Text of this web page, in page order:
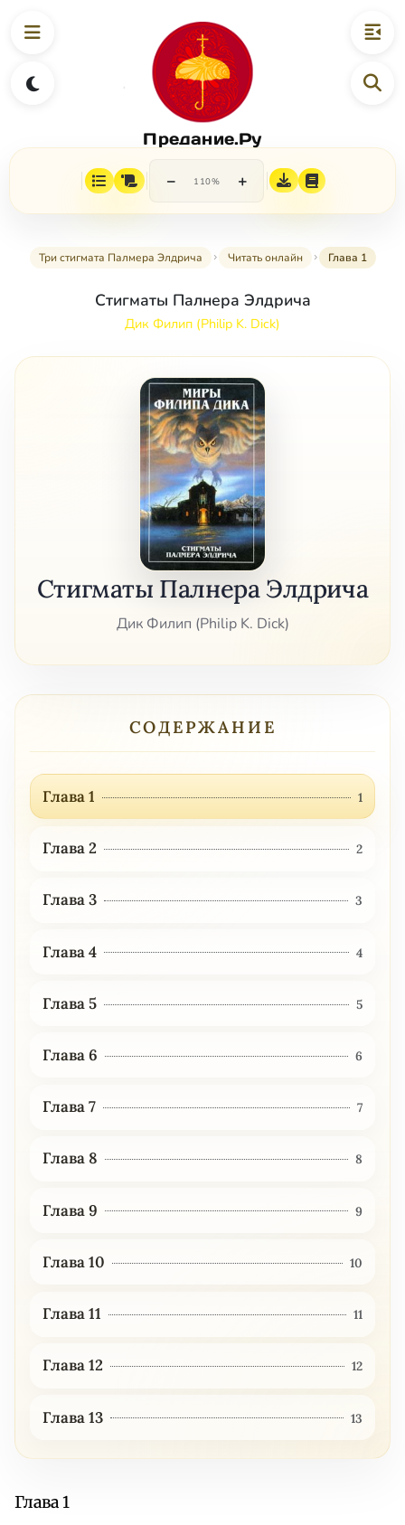
Предание.Ру
− 110% +
Три стигмата Палмера Элдрича Читать онлайн Глава 1
Стигматы Палнера Элдрича
Дик Филип (Philip K. Dick)
Стигматы Палнера Элдрича
Дик Филип (Philip K. Dick)
СОДЕРЖАНИЕ
Глава 1 1
Глава 2 2
Глава 3 3
Глава 4 4
Глава 5 5
Глава 6 6
Глава 7 7
Глава 8 8
Глава 9 9
Глава 10 10
Глава 11 11
Глава 12 12
Глава 13 13
Глава 1